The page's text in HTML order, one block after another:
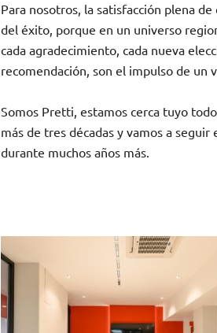
Para nosotros, la satisfacción plena de
del éxito, porque en un universo
cada agradecimiento, cada nueva
recomendación, son el impulso de un
Somos Pretti, estamos cerca tuyo
más de tres décadas y vamos a seguir
durante muchos años más.